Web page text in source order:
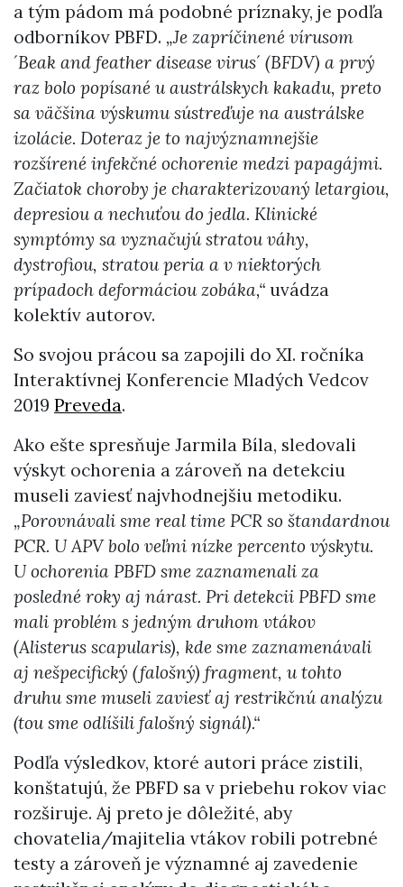
a tým pádom má podobné príznaky, je podľa
odborníkov PBFD. „Je zapríčinené vírusom
´Beak and feather disease virus´ (BFDV) a prvý
raz bolo popísané u austrálskych kakadu, preto
sa väčšina výskumu sústreďuje na austrálske
izolácie. Doteraz je to najvýznamnejšie
rozšírené infekčné ochorenie medzi papagájmi.
Začiatok choroby je charakterizovaný letargiou,
depresiou a nechuťou do jedla. Klinické
symptómy sa vyznačujú stratou váhy,
dystrofiou, stratou peria a v niektorých
prípadoch deformáciou zobáka,“ uvádza
kolektív autorov.
So svojou prácou sa zapojili do XI. ročníka
Interaktívnej Konferencie Mladých Vedcov
2019 Preveda.
Ako ešte spresňuje Jarmila Bíla, sledovali
výskyt ochorenia a zároveň na detekciu
museli zaviesť najvhodnejšiu metodiku.
„Porovnávali sme real time PCR so štandardnou
PCR. U APV bolo veľmi nízke percento výskytu.
U ochorenia PBFD sme zaznamenali za
posledné roky aj nárast. Pri detekcii PBFD sme
mali problém s jedným druhom vtákov
(Alisterus scapularis), kde sme zaznamenávali
aj nešpecifický (falošný) fragment, u tohto
druhu sme museli zaviesť aj restrikčnú analýzu
(tou sme odlíšili falošný signál).“
Podľa výsledkov, ktoré autori práce zistili,
konštatujú, že PBFD sa v priebehu rokov viac
rozširuje. Aj preto je dôležité, aby
chovatelia/majitelia vtákov robili potrebné
testy a zároveň je významné aj zavedenie